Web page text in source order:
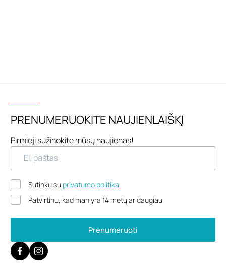
PRENUMERUOKITE NAUJIENLAIŠKĮ
Pirmieji sužinokite mūsų naujienas!
Prenumeruoti
Sutinku su privatumo politika.
Patvirtinu, kad man yra 14 metų ar daugiau